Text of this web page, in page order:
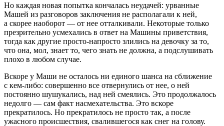
Но каждая новая попытка кончалась неудачей: урванные
Машей из разговоров заключения не располагали к ней,
а скорее наоборот — от нее отталкивали. Некоторые только
презрительно усмехались в ответ на Машины приветствия,
тогда как другие просто-напросто злились на девочку за то,
что она, мол, знает то, чего знать не должна, а подслушивать
плохо в любом случае.
Вскоре у Маши не осталось ни единого шанса на сближение
с кем-либо: совершенно все отвернулись от нее, о ней
постоянно шушукались, над ней смеялись. Это продолжалось
недолго — сам факт насмехательства. Это вскоре
прекратилось. Но прекратилось не просто так, а после
ужасного происшествия, свалившегося как снег на голову.